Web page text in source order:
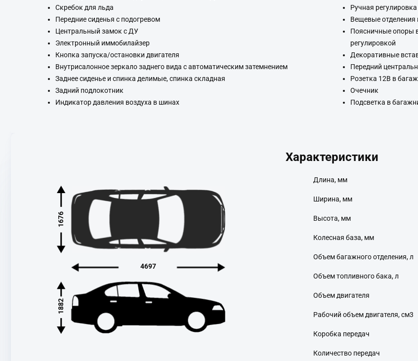
Скребок для льда
Передние сиденья с подогревом
Центральный замок с ДУ
Электронный иммобилайзер
Кнопка запуска/остановки двигателя
Внутрисалонное зеркало заднего вида с автоматическим затемнением
Заднее сиденье и спинка делимые, спинка складная
Задний подлокотник
Индикатор давления воздуха в шинах
Ручная
Вещевые отделения
Поясничные опоры
регулировкой
Декоративные
Передний
Розетка 12В в
Очечник
Подсветка в
Характеристики
4697
1676
1882
Длина, мм
Ширина, мм
Высота, мм
Колесная база, мм
Объем багажного отделения, л
Объем топливного бака, л
Объем двигателя
Рабочий объем двигателя, см3
Коробка передач
Количество передач